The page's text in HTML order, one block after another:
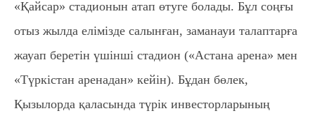
«Қайсар» стадионын атап өтуге болады. Бұл соңғы
отыз жылда елімізде салынған, заманауи талаптарға
жауап беретін үшінші стадион («Астана арена» мен
«Түркістан аренадан» кейін). Бұдан бөлек,
Қызылорда қаласында түрік инвесторларының